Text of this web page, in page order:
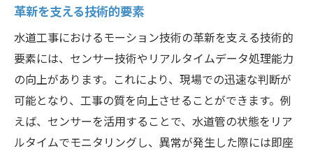
革新を支える技術的要素
水道工事におけるモーション技術の革新を支える技術的
要素には、センサー技術やリアルタイムデータ処理能力
の向上があります。これにより、現場での迅速な判断が
可能となり、工事の質を向上させることができます。例
えば、センサーを活用することで、水道管の状態をリア
ルタイムでモニタリングし、異常が発生した際には即座